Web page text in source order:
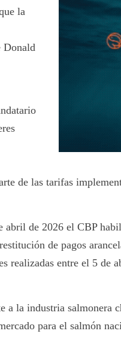
la
Donald
de las tarifas
abril de 2026 el CBP
de pagos
realizadas entre el 5 de
a la industria salmonera
para el salmón